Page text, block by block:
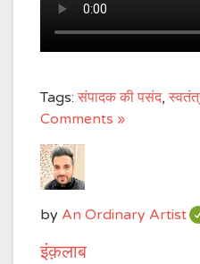
Tags: संपादक की पसंद,
Comments »
by An Ordinary Artist
इंक़लाब